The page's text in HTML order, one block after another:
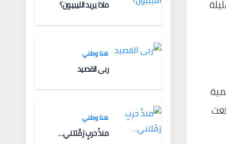
ماذا يريد الليبيون؟
هنا وطني
ربى القصيد
هنا وطني
منذُ حربٍ رَمَّلتني…